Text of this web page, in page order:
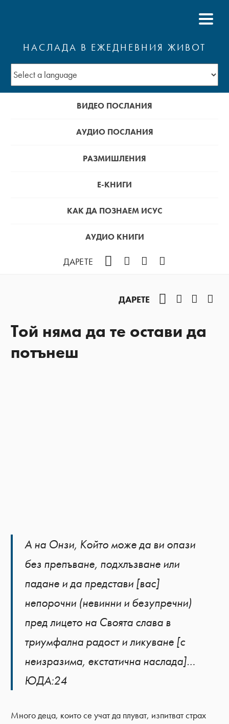
НАСЛАДА В ЕЖЕДНЕВНИЯ ЖИВОТ
ВИДЕО ПОСЛАНИЯ
АУДИО ПОСЛАНИЯ
РАЗМИШЛЕНИЯ
Е-КНИГИ
КАК ДА ПОЗНАЕМ ИСУС
АУДИО КНИГИ
ДАРЕТЕ FacebookInstagram
YouTube
ДАРЕТЕ FacebookInstagram
Той няма да те остави да
потънеш
А на Онзи, Който може да ви опази
без препъване, подхлъзване или
падане и да представи [вас]
непорочни (невинни и безупречни)
пред лицето на Своята слава в
триумфална радост и ликуване [с
неизразима, екстатична наслада]…
ЮДА:24
Много деца, които се учат да плуват, изпитват страх